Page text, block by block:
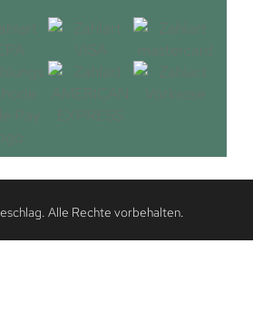
Alle Rechte vorbehalten.